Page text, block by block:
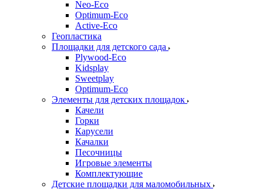
Neo-Eco
Оptimum-Еco
Active-Eco
Геопластика
Площадки для детского сада
Plywood-Eco
Kidsplay
Sweetplay
Оptimum-Еco
Элементы для детских площадок
Качели
Горки
Карусели
Качалки
Песочницы
Игровые элементы
Комплектующие
Детские площадки для маломобильных